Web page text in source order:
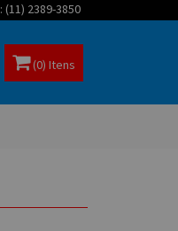
2389-3850
(0) Itens